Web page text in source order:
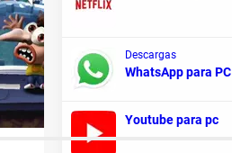
Descargas
WhatsApp para PC
Youtube para pc